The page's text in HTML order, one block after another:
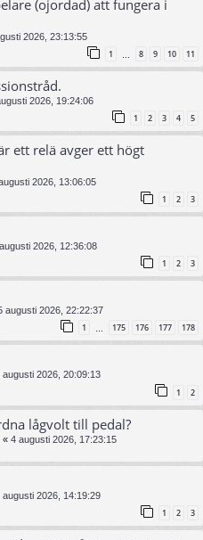
(ojordad) att fungera i
2026, 23:13:55
1 … 8 9 10 11
2026, 19:24:06
1 2 3 4 5
ett relä avger ett högt
2026, 13:06:05
1 2 3
2026, 12:36:08
1 2 3
augusti 2026, 22:22:37
1 … 175 176 177 178
augusti 2026, 20:09:13
1 2
lågvolt till pedal?
« 4 augusti 2026, 17:23:15
augusti 2026, 14:19:29
1 2 3